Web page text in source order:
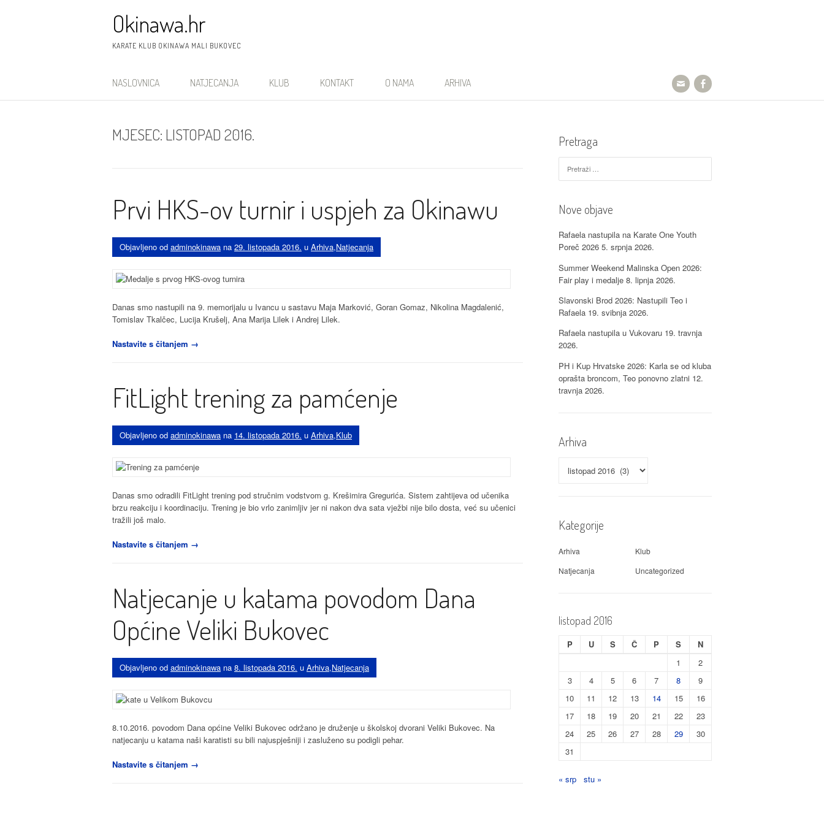
Okinawa.hr
KARATE KLUB OKINAWA MALI BUKOVEC
NASLOVNICA NATJECANJA KLUB KONTAKT O NAMA ARHIVA
MJESEC: LISTOPAD 2016.
Prvi HKS-ov turnir i uspjeh za Okinawu
Objavljeno od adminokinawa na 29. listopada 2016. u Arhiva,Natjecanja
Danas smo nastupili na 9. memorijalu u Ivancu u sastavu Maja Marković, Goran Gomaz, Nikolina Magdalenić,
Tomislav Tkalčec, Lucija Krušelj, Ana Marija Lilek i Andrej Lilek.
Nastavite s čitanjem “Prvi
uspjeh
Okinawu”
→
FitLight trening za pamćenje
Objavljeno od adminokinawa na 14. listopada 2016. u Arhiva,Klub
Danas smo odradili FitLight trening pod stručnim vodstvom g. Krešimira Gregurića. Sistem zahtijeva od učenika
brzu reakciju i koordinaciju. Trening je bio vrlo zanimljiv jer ni nakon dva sata vježbi nije bilo dosta, već su učenici
tražili još malo.
Nastavite s čitanjem “FitLight
→
Natjecanje u katama povodom Dana
Općine Veliki Bukovec
Objavljeno od adminokinawa na 8. listopada 2016. u Arhiva,Natjecanja
8.10.2016. povodom Dana općine Veliki Bukovec održano je druženje u školskoj dvorani Veliki Bukovec. Na
natjecanju u katama naši karatisti su bili najuspješniji i zasluženo su podigli pehar.
Nastavite s čitanjem “Natjecanje
→
Pretraga
Nove objave
Rafaela nastupila na Karate One Youth
Poreč 2026 5. srpnja 2026.
Summer Weekend Malinska Open 2026:
Fair play i medalje 8. lipnja 2026.
Slavonski Brod 2026: Nastupili Teo i
Rafaela 19. svibnja 2026.
Rafaela nastupila u Vukovaru 19. travnja
2026.
PH i Kup Hrvatske 2026: Karla se od kluba
oprašta broncom, Teo ponovno zlatni 12.
travnja 2026.
Arhiva
Kategorije
Arhiva
Klub
Natjecanja
Uncategorized
listopad 2016
P U S Č P S
N
1
2
3
4 5 6 7 8
9
10
11 12 13 14 15
16
17
18 19 20 21 22
23
24
25 26 27 28 29
30
31
« srp stu »